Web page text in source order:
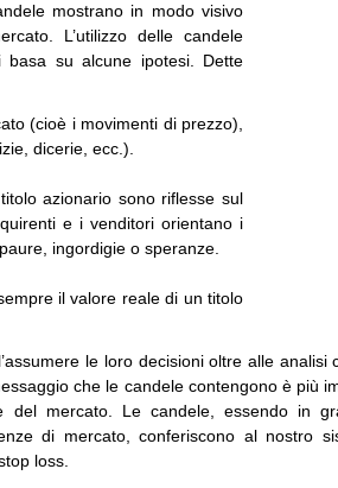
mostrano in modo visivo
L’utilizzo delle candele
su alcune ipotesi. Dette
(cioè i movimenti di prezzo),
dicerie, ecc.).
azionario sono riflesse sul
e i venditori orientano i
ingordigie o speranze.
il valore reale di un titolo
le loro decisioni oltre alle
che le candele contengono è più
del mercato. Le candele, essendo in
di mercato, conferiscono al nostro
loss.